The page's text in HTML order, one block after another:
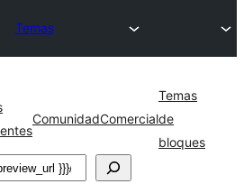
Temas
ComunidadComercial
Temas
de
bloques